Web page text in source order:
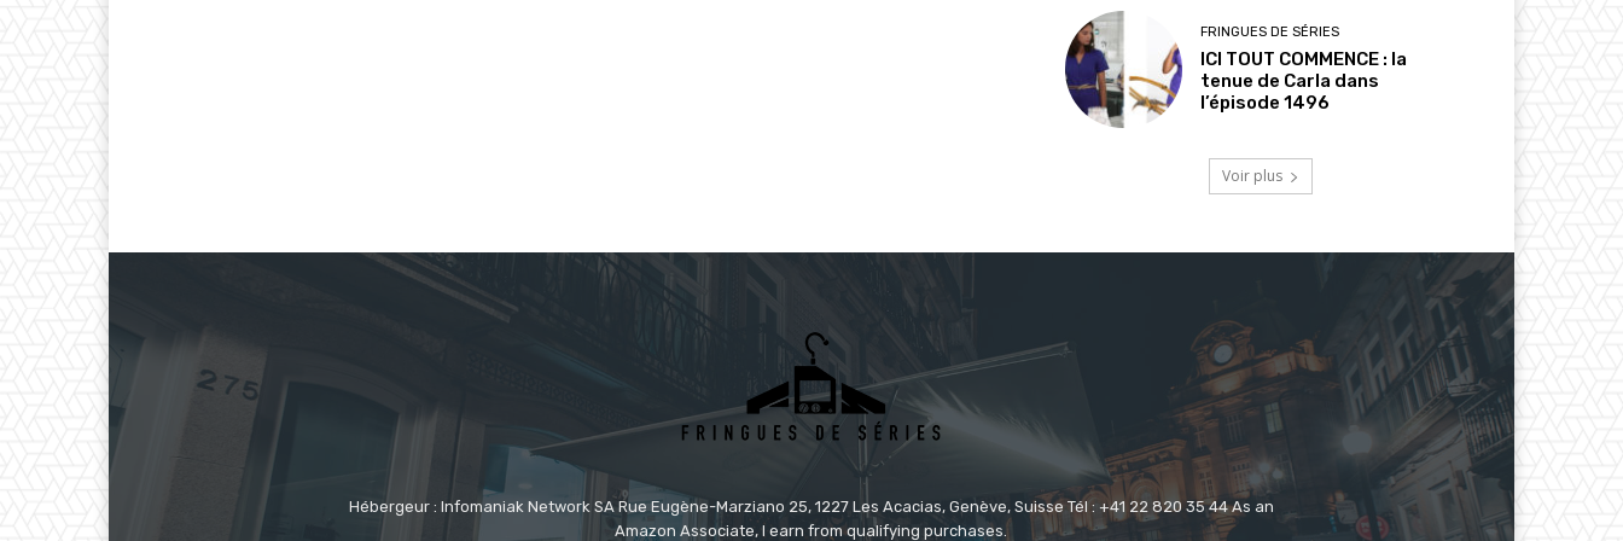
FRINGUES DE SÉRIES
ICI TOUT COMMENCE : la
tenue de Carla dans
l’épisode 1496
Voir plus
Hébergeur : Infomaniak Network SA Rue Eugène-Marziano 25, 1227 Les Acacias, Genève, Suisse Tél : +41 22 820 35 44 As an
Amazon Associate, I earn from qualifying purchases.